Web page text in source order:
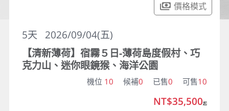
價格模式
2026/09/04(五)
5天
【清新薄荷】宿霧５日-薄荷島度假村、巧
克力山、迷你眼鏡猴、海洋公園
機位 10 候補0 已售0 可售10
NT$35,500起